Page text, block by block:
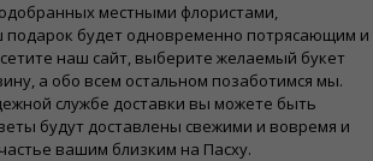
местными флористами,
подарок будет одновременно потрясающим и
наш сайт, выберите желаемый букет
а обо всем остальном позаботимся мы.
службе доставки вы можете быть
будут доставлены свежими и вовремя и
вашим близким на Пасху.